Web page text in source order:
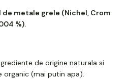
metale grele (Nichel, Crom
%).
de origine naturala si
(mai putin apa).